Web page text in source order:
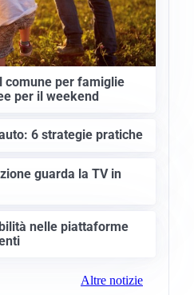
comune per famiglie
per il weekend
6 strategie pratiche
guarda la TV in
nelle piattaforme
Altre notizie